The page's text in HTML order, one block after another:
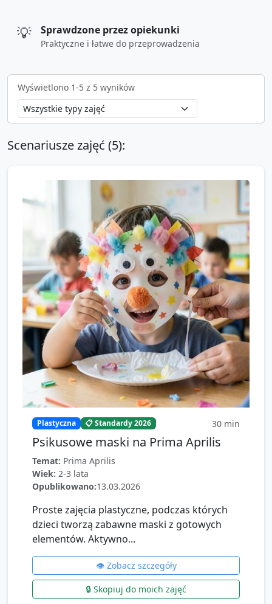
💡 Sprawdzone przez opiekunki
Praktyczne i łatwe do przeprowadzenia
Wyświetlono 1-5 z 5 wyników
Scenariusze zajęć (5):
Plastyczna 📋 Standardy 2026 30 min
Psikusowe maski na Prima Aprilis
Temat: Prima Aprilis
Wiek: 2-3 lata
Opublikowano:13.03.2026
Proste zajęcia plastyczne, podczas których
dzieci tworzą zabawne maski z gotowych
elementów. Aktywno...
👁️ Zobacz szczegóły
🔒 Skopiuj do moich zajęć